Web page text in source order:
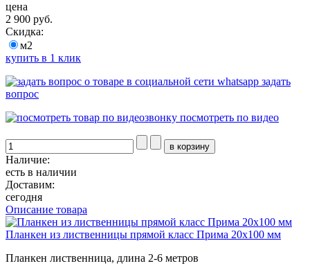
цена
2 900 руб.
Скидка:
м2
купить в 1 клик
задать
вопрос
посмотреть по видео
Наличие:
есть в наличии
Доставим:
сегодня
Описание товара
Планкен из лиственницы прямой класс Прима 20x100 мм
Планкен лиственница, длина 2-6 метров